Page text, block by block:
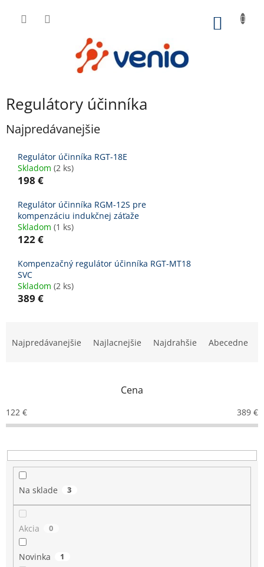
Regulátory účinníka
Najpredávanejšie
Regulátor účinníka RGT-18E
Skladom (2 ks)
198 €
Regulátor účinníka RGM-12S pre
kompenzáciu indukčnej záťaže
Skladom (1 ks)
122 €
Kompenzačný regulátor účinníka RGT-MT18
SVC
Skladom (2 ks)
389 €
e
p
r
d
Najpredávanejšie Najlacnejšie Najdrahšie Abecedne
Cena
122 € 389 €
Na sklade 3
Akcia 0
Novinka 1